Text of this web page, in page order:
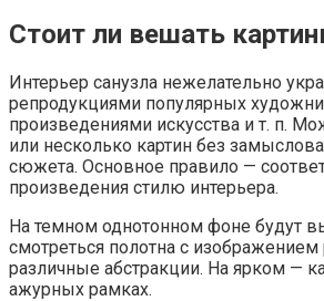
Стоит ли вешать
Интерьер санузла нежелательно
репродукциями популярных
произведениями искусства и т. п.
или несколько картин без
сюжета. Основное правило —
произведения стилю интерьера.
На темном однотонном фоне будут
смотреться полотна с
различные абстракции. На ярком —
ажурных рамках.